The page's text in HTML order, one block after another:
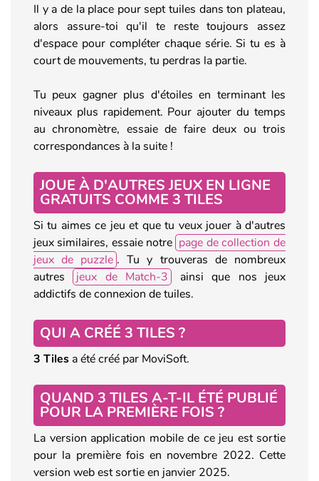
Il y a de la place pour sept tuiles dans ton plateau,
alors assure-toi qu'il te reste toujours assez
d'espace pour compléter chaque série. Si tu es à
court de mouvements, tu perdras la partie.
Tu peux gagner plus d'étoiles en terminant les
niveaux plus rapidement. Pour ajouter du temps
au chronomètre, essaie de faire deux ou trois
correspondances à la suite !
JOUE À D'AUTRES JEUX EN LIGNE
GRATUITS COMME 3 TILES
Si tu aimes ce jeu et que tu veux jouer à d'autres
jeux similaires, essaie notre page de collection de
jeux de puzzle . Tu y trouveras de nombreux
autres
jeux de Match-3
ainsi que nos jeux
addictifs de connexion de tuiles.
QUI A CRÉÉ 3 TILES ?
3 Tiles a été créé par MoviSoft.
QUAND 3 TILES A-T-IL ÉTÉ PUBLIÉ
POUR LA PREMIÈRE FOIS ?
La version application mobile de ce jeu est sortie
pour la première fois en novembre 2022. Cette
version web est sortie en janvier 2025.